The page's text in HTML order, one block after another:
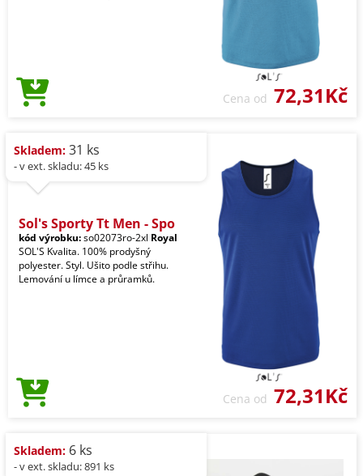
Cena od 72,31Kč
Skladem: 31 ks
- v ext. skladu: 45 ks
Sol's Sporty Tt Men - Spo
kód výrobku:so02073ro-2xl Royal
SOL'S Kvalita. 100% prodyšný
polyester. Styl. Ušito podle střihu.
Lemování u límce a průramků.
Cena od 72,31Kč
Skladem: 6 ks
- v ext. skladu: 891 ks